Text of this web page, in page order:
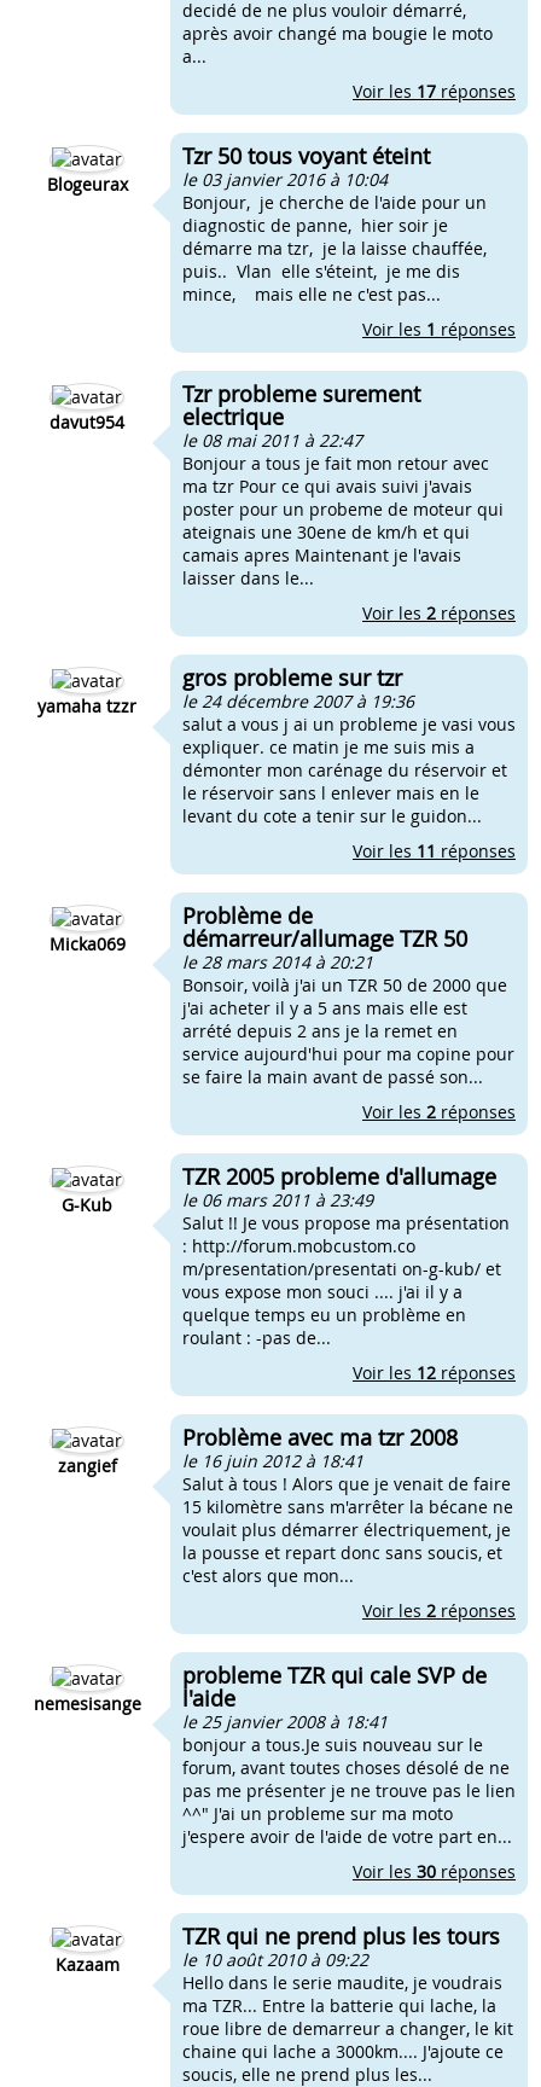
decidé de ne plus vouloir démarré,
après avoir changé ma bougie le moto
a...
Voir les 17 réponses
Blogeurax
Tzr 50 tous voyant éteint
le 03 janvier 2016 à 10:04
Bonjour, je cherche de l'aide pour un
diagnostic de panne, hier soir je
démarre ma tzr, je la laisse chauffée,
puis.. Vlan elle s'éteint, je me dis
mince, mais elle ne c'est pas...
Voir les 1 réponses
davut954
Tzr probleme surement
electrique
le 08 mai 2011 à 22:47
Bonjour a tous je fait mon retour avec
ma tzr Pour ce qui avais suivi j'avais
poster pour un probeme de moteur qui
ateignais une 30ene de km/h et qui
camais apres Maintenant je l'avais
laisser dans le...
Voir les 2 réponses
yamaha tzzr
gros probleme sur tzr
le 24 décembre 2007 à 19:36
salut a vous j ai un probleme je vasi vous
expliquer. ce matin je me suis mis a
démonter mon carénage du réservoir et
le réservoir sans l enlever mais en le
levant du cote a tenir sur le guidon...
Voir les 11 réponses
Micka069
Problème de
démarreur/allumage TZR 50
le 28 mars 2014 à 20:21
Bonsoir, voilà j'ai un TZR 50 de 2000 que
j'ai acheter il y a 5 ans mais elle est
arrété depuis 2 ans je la remet en
service aujourd'hui pour ma copine pour
se faire la main avant de passé son...
Voir les 2 réponses
G-Kub
TZR 2005 probleme d'allumage
le 06 mars 2011 à 23:49
Salut !! Je vous propose ma présentation
: http://forum.mobcustom.co
m/presentation/presentati on-g-kub/ et
vous expose mon souci .... j'ai il y a
quelque temps eu un problème en
roulant : -pas de...
Voir les 12 réponses
zangief
Problème avec ma tzr 2008
le 16 juin 2012 à 18:41
Salut à tous ! Alors que je venait de faire
15 kilomètre sans m'arrêter la bécane ne
voulait plus démarrer électriquement, je
la pousse et repart donc sans soucis, et
c'est alors que mon...
Voir les 2 réponses
nemesisange
probleme TZR qui cale SVP de
l'aide
le 25 janvier 2008 à 18:41
bonjour a tous.Je suis nouveau sur le
forum, avant toutes choses désolé de ne
pas me présenter je ne trouve pas le lien
^^" J'ai un probleme sur ma moto
j'espere avoir de l'aide de votre part en...
Voir les 30 réponses
Kazaam
TZR qui ne prend plus les tours
le 10 août 2010 à 09:22
Hello dans le serie maudite, je voudrais
ma TZR... Entre la batterie qui lache, la
roue libre de demarreur a changer, le kit
chaine qui lache a 3000km.... J'ajoute ce
soucis, elle ne prend plus les...